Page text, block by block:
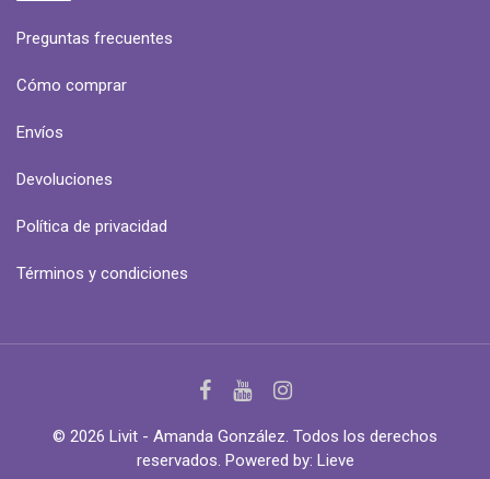
Preguntas frecuentes
Cómo comprar
Envíos
Devoluciones
Política de privacidad
Términos y condiciones
© 2026 Livit - Amanda González. Todos los derechos
reservados. Powered by: Lieve